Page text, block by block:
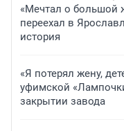
«Мечтал о большой
переехал в
история
«Я потерял жену,
уфимской
закрытии завода